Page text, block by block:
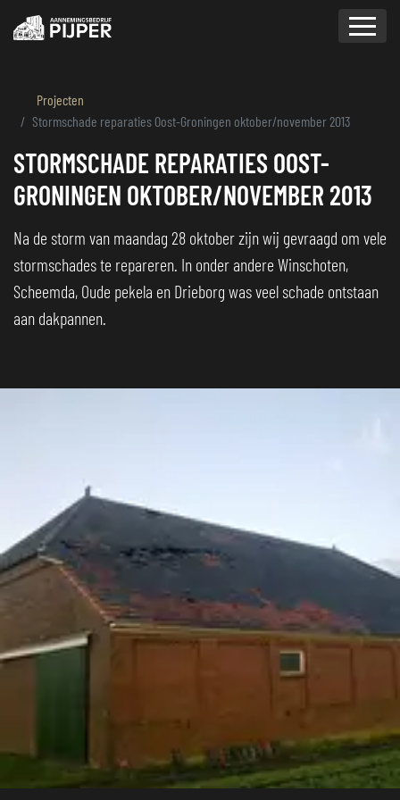
Projecten
Stormschade reparaties Oost-Groningen oktober/november 2013
STORMSCHADE REPARATIES OOST-
GRONINGEN OKTOBER/NOVEMBER 2013
Na de storm van maandag 28 oktober zijn wij gevraagd om vele
stormschades te repareren. In onder andere Winschoten,
Scheemda, Oude pekela en Drieborg was veel schade ontstaan
aan dakpannen.